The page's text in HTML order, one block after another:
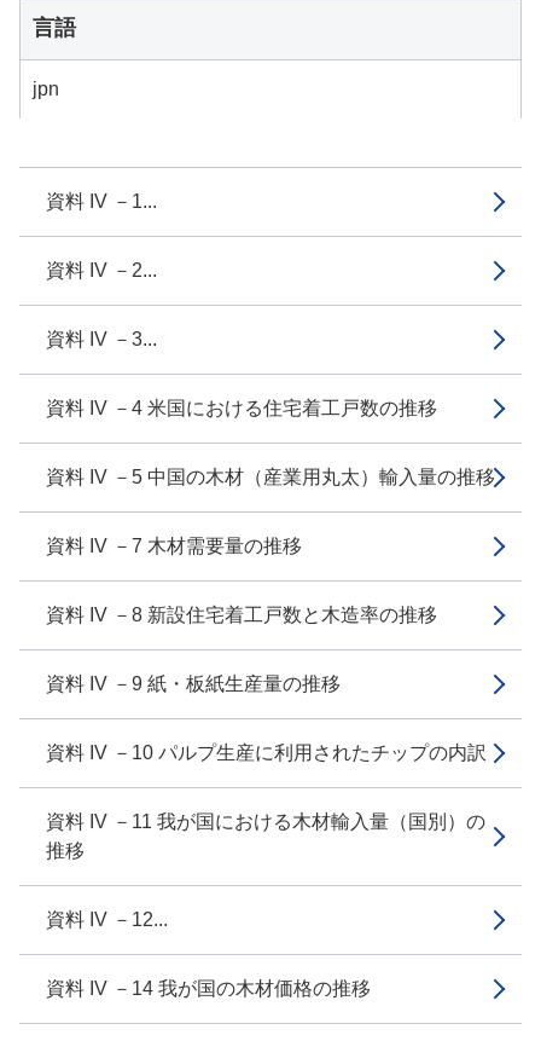
資料 IV －1...
資料 IV －2...
資料 IV －3...
資料 IV －4 米国における住宅着工戸数の推移
資料 IV －5 中国の木材（産業用丸太）輸入量の推移
資料 IV －7 木材需要量の推移
資料 IV －8 新設住宅着工戸数と木造率の推移
資料 IV －9 紙・板紙生産量の推移
資料 IV －10 パルプ生産に利用されたチップの内訳
資料 IV －11 我が国における木材輸入量（国別）の
推移
資料 IV －12...
資料 IV －14 我が国の木材価格の推移
言語
jpn